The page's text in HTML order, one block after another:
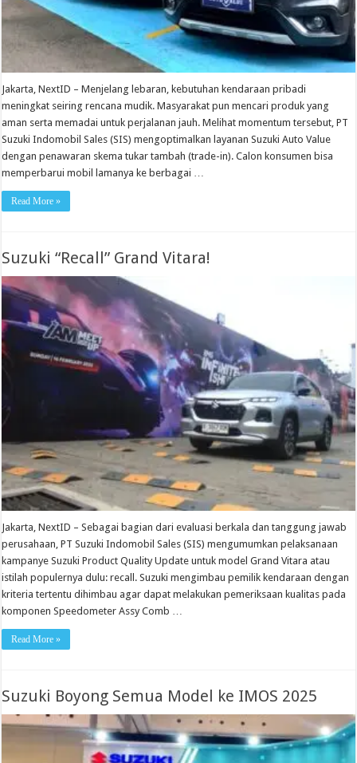
Jakarta, NextID – Menjelang lebaran, kebutuhan kendaraan pribadi
meningkat seiring rencana mudik. Masyarakat pun mencari produk yang
aman serta memadai untuk perjalanan jauh. Melihat momentum tersebut, PT
Suzuki Indomobil Sales (SIS) mengoptimalkan layanan Suzuki Auto Value
dengan penawaran skema tukar tambah (trade-in). Calon konsumen bisa
memperbarui mobil lamanya ke berbagai …
Read More »
Suzuki “Recall” Grand Vitara!
Jakarta, NextID – Sebagai bagian dari evaluasi berkala dan tanggung jawab
perusahaan, PT Suzuki Indomobil Sales (SIS) mengumumkan pelaksanaan
kampanye Suzuki Product Quality Update untuk model Grand Vitara atau
istilah populernya dulu: recall. Suzuki mengimbau pemilik kendaraan dengan
kriteria tertentu dihimbau agar dapat melakukan pemeriksaan kualitas pada
komponen Speedometer Assy Comb …
Read More »
Suzuki Boyong Semua Model ke IMOS 2025